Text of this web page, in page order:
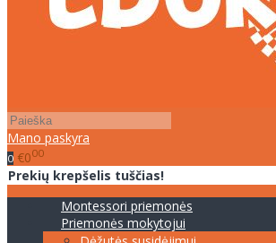
Mano paskyra
0 €000
Prekių krepšelis tuščias!
Montessori priemonės
Priemonės mokytojui